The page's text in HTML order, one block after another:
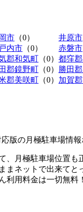
市 （0） 井原市
内市 （0） 赤磐市
郡和気町 （0） 都窪
郡鏡野町 （0） 勝田
郡美咲町 （0） 加賀
版の月極駐車場情報
月極駐車場位置も
まネットで出来てと
利用料金は一切無料